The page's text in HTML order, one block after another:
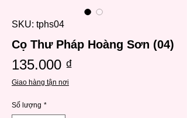
SKU: tphs04
Cọ Thư Pháp Hoàng Sơn (04)
135.000 ₫
Giao hàng tận nơi
Số lượng *